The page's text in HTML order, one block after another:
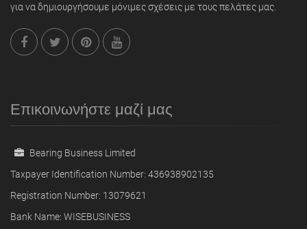
για να δημιουργήσουμε μόνιμες σχέσεις με τους πελάτες μας.
Επικοινωνήστε μαζί μας
Bearing Business Limited
Taxpayer Identification Number: 436938902135
Registration Number: 13079621
Bank Name: WISEBUSINESS